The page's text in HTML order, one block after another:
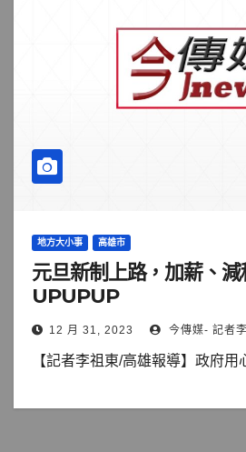
地方大小事 高雄市
元旦新制上路，加薪、減
UPUPUP
12 月 31, 2023 今傳媒- 記者
【記者李祖東/高雄報導】政府用